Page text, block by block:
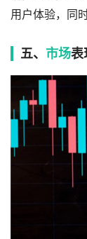
用户体验，同
五、 市场表